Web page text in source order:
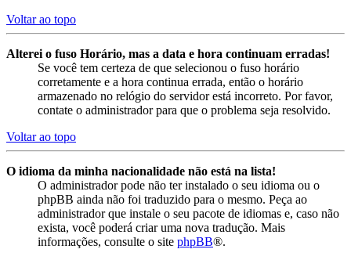
Voltar ao topo
Alterei o fuso Horário, mas a data e hora continuam erradas!
Se você tem certeza de que selecionou o fuso horário
corretamente e a hora continua errada, então o horário
armazenado no relógio do servidor está incorreto. Por favor,
contate o administrador para que o problema seja resolvido.
Voltar ao topo
O idioma da minha nacionalidade não está na lista!
O administrador pode não ter instalado o seu idioma ou o
phpBB ainda não foi traduzido para o mesmo. Peça ao
administrador que instale o seu pacote de idiomas e, caso não
exista, você poderá criar uma nova tradução. Mais
informações, consulte o site phpBB®.